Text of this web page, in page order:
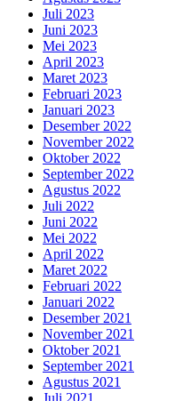
Juli 2023
Juni 2023
Mei 2023
April 2023
Maret 2023
Februari 2023
Januari 2023
Desember 2022
November 2022
Oktober 2022
September 2022
Agustus 2022
Juli 2022
Juni 2022
Mei 2022
April 2022
Maret 2022
Februari 2022
Januari 2022
Desember 2021
November 2021
Oktober 2021
September 2021
Agustus 2021